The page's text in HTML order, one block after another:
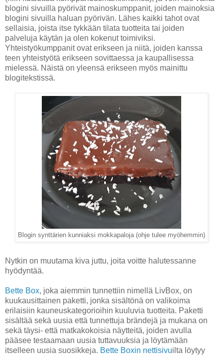
blogini sivuilla pyörivät mainoskumppanit, joiden mainoksia
blogini sivuilla haluan pyörivän. Lähes kaikki tahot ovat
sellaisia, joista itse tykkään tilata tuotteita tai joiden
palveluja käytän ja olen kokenut toimiviksi.
Yhteistyökumppanit ovat erikseen ja niitä, joiden kanssa
teen yhteistyötä erikseen sovittaessa ja kaupallisessa
mielessä. Näistä on yleensä erikseen myös mainittu
blogitekstissä.
Blogin synttärien kunniaksi mokkapaloja (ohje tulee myöhemmin)
Nytkin on muutama kiva juttu, joita voitte halutessanne
hyödyntää.
Bette Box, joka aiemmin tunnettiin nimellä LivBox, on
kuukausittainen paketti, jonka sisältönä on valikoima
erilaisiin kauneuskategorioihin kuuluvia tuotteita. Paketti
sisältää sekä uusia että tunnettuja brändejä ja mukana on
sekä täysi- että matkakokoisia näytteitä, joiden avulla
pääsee testaamaan uusia tuttavuuksia ja löytämään
itselleen uusia suosikkeja. Bette Boxin nettisivuilta löytyy